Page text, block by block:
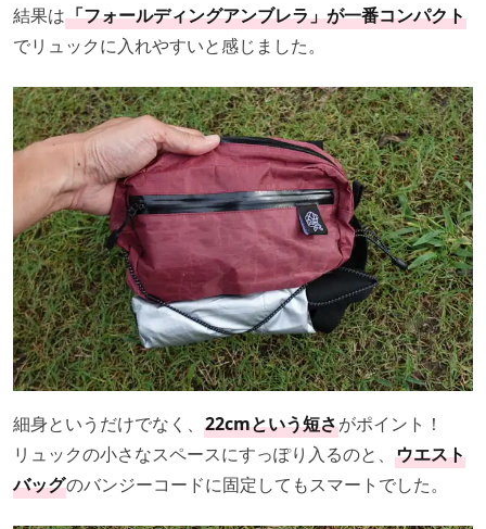
結果は「フォールディングアンブレラ」が一番コンパクト
でリュックに入れやすいと感じました。
細身というだけでなく、 22cmという短さがポイント！
リュックの小さなスペースにすっぽり入るのと、 ウエスト
バッグのバンジーコードに固定してもスマートでした。